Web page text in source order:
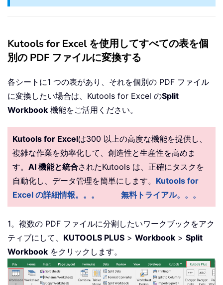
Kutools for Excel を使用してすべての表を個
別の PDF ファイルに変換する
各シートに1 つの表があり、それを個別の PDF ファイル
に変換したい場合は、Kutools for Excel のSplit
Workbook 機能をご活用ください。
Kutools for Excelは300 以上の高度な機能を提供し、
複雑な作業を効率化して、創造性と生産性を高めま
す。 AI 機能と統合されたKutools は、正確にタスクを
自動化し、データ管理を簡単にします。 Kutools for
Excel の詳細情報。。。
無料トライアル。。。
1。複数の PDF ファイルに分割したいワークブックをアク
ティブにして、 KUTOOLS PLUS > Workbook > Split
Workbook をクリックします。